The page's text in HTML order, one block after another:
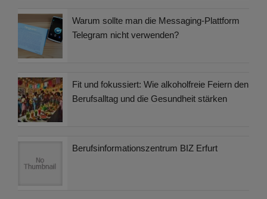
Warum sollte man die Messaging-Plattform
Telegram nicht verwenden?
Fit und fokussiert: Wie alkoholfreie Feiern den
Berufsalltag und die Gesundheit stärken
Berufsinformationszentrum BIZ Erfurt